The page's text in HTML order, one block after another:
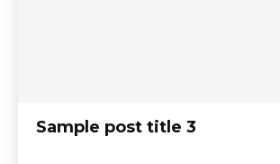
Sample post title 3